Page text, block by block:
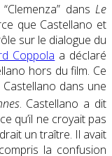
dans Le
que Castellano et
sur le dialogue du
Coppola a déclaré
hors du film. Ce
Castellano dans une
. Castellano a dit
qu’il ne croyait pas
un traître. Il avait
la confusion